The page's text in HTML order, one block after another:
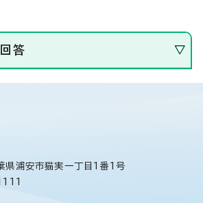
答
浦安市猫実一丁目1番1号